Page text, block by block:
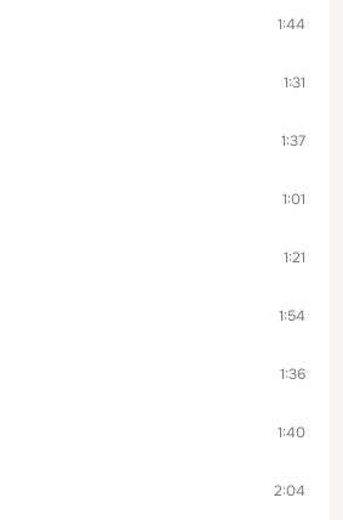
1:44
1:31
1:37
1:01
1:21
1:54
1:36
1:40
2:04